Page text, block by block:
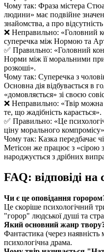
Чому так: Фраза містера
людини» має подвійне
знайомства, а про
❌ Неправильно: «Головний
суперечка між Нормою та
✅ Правильно: «Головний
Норми між її моральними
розкоші».
Чому так: Суперечка з
Основна дія відбувається в
«домовляється» зі своєю
❌ Неправильно: «Твір
те, що жадібність карається».
✅ Правильно: «Це
ціну морального
Чому так: Казка передбачає
Метісон же працює з «сірою
народжується з дрібних
FAQ: відповіді
Чи є це оповідання
Це скоріше психологічний
"горор" людської душі та
Який основний жанр
Фантастика (через наявність
психологічна драма.